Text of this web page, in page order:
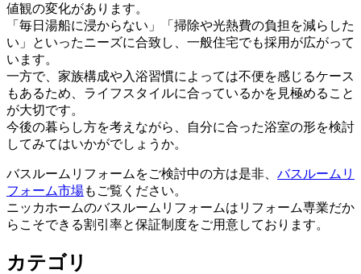
値観の変化があります。
「毎日湯船に浸からない」「掃除や光熱費の負担を減らした
い」といったニーズに合致し、一般住宅でも採用が広がって
います。
一方で、家族構成や入浴習慣によっては不便を感じるケース
もあるため、ライフスタイルに合っているかを見極めること
が大切です。
今後の暮らし方を考えながら、自分に合った浴室の形を検討
してみてはいかがでしょうか。
バスルームリフォームをご検討中の方は是非、 バスルームリ
フォーム市場もご覧ください。
ニッカホームのバスルームリフォームはリフォーム専業だか
らこそできる割引率と保証制度をご用意しております。
カテゴリ